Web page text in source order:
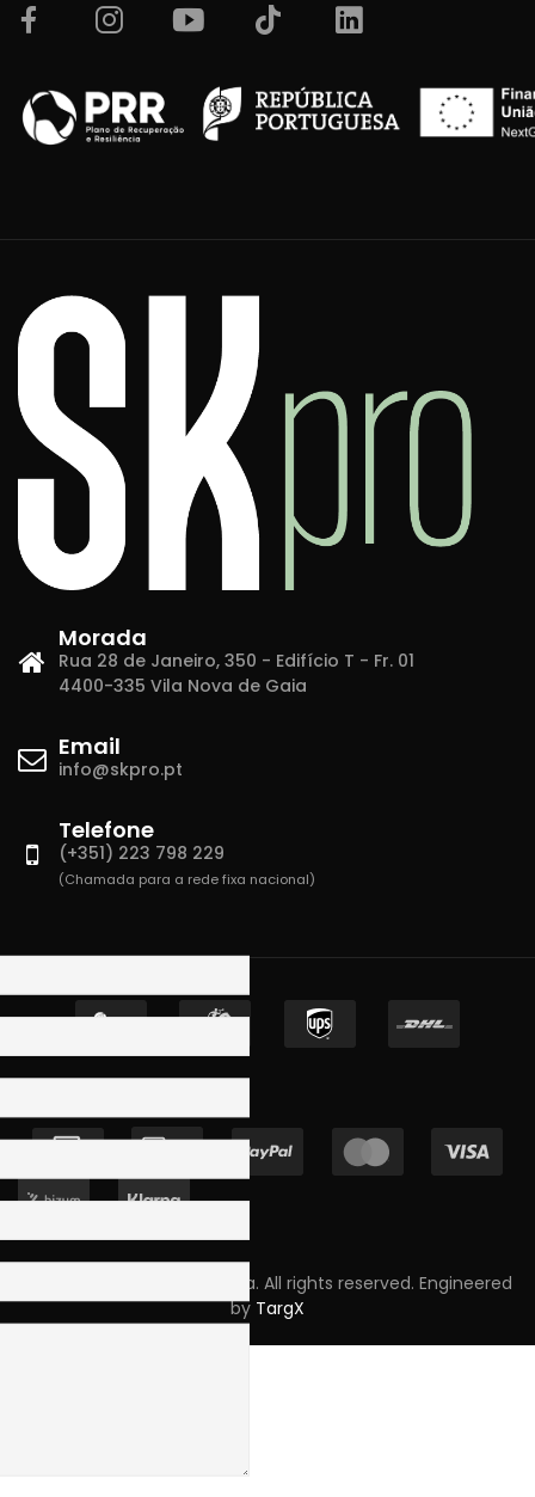
Morada
Rua 28 de Janeiro, 350 - Edifício T - Fr. 01
4400-335 Vila Nova de Gaia
Email
info@skpro.pt
Telefone
(+351) 223 798 229
(Chamada para a rede fixa nacional)
Copyright © 2023 Skpro, Lda. All rights reserved. Engineered
by TargX